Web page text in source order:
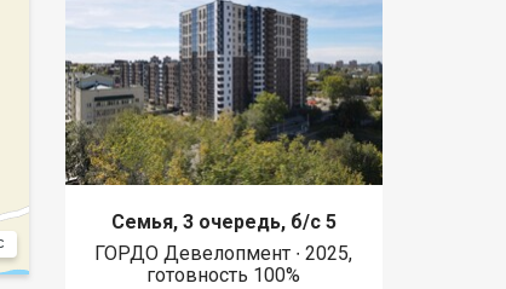
Семья, 3 очередь, б/с 5
ГОРДО Девелопмент ∙ 2025,
готовность 100%